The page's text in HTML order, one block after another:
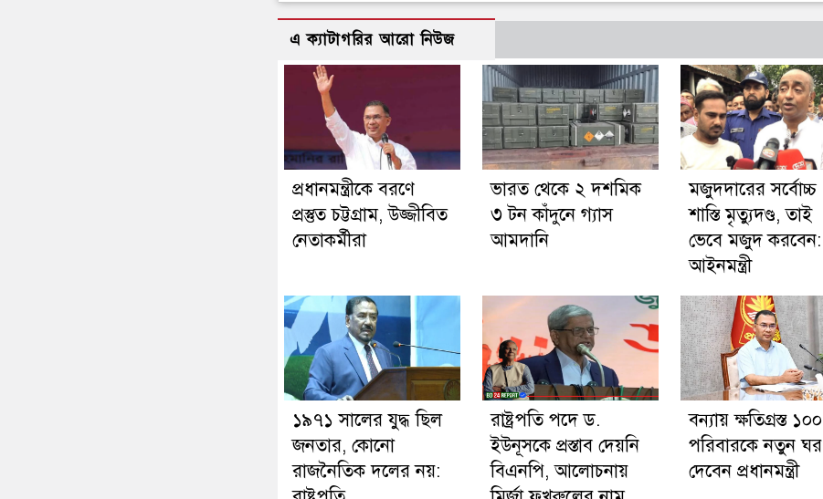
এ ক্যাটাগরির আরো নিউজ
প্রধানমন্ত্রীকে বরণে
প্রস্তুত চট্টগ্রাম, উজ্জীবিত
নেতাকর্মীরা
ভারত থেকে ২ দশমিক
৩ টন কাঁদুনে গ্যাস
আমদানি
মজুদদারের সর্বোচ্চ
শাস্তি মৃত্যুদণ্ড, তাই
ভেবে মজুদ করবেন:
আইনমন্ত্রী
১৯৭১ সালের যুদ্ধ ছিল
জনতার, কোনো
রাজনৈতিক দলের নয়:
রাষ্ট্রপতি পদে ড.
ইউনূসকে প্রস্তাব দেয়নি
বিএনপি, আলোচনায়
বন্যায় ক্ষতিগ্রস্ত ১০০
পরিবারকে নতুন ঘর
দেবেন প্রধানমন্ত্রী